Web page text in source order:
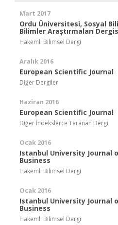
Mart 2017
Ordu Üniversitesi, Sosyal
Bilimler Araştırmaları
Hakemli Bilimsel Dergi
Aralık 2016
European Scientific Journal
Diğer Dergiler
Haziran 2016
European Scientific Journal
Diğer İndekslerce Taranan Dergi
Ocak 2016
Istanbul University Journal
Business
Hakemli Bilimsel Dergi
Ocak 2016
Istanbul University Journal
Business
Hakemli Bilimsel Dergi